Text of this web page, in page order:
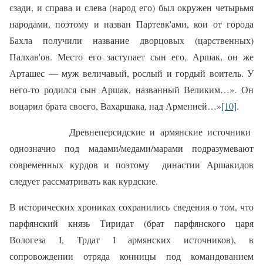
сзади, и справа и слева (народ его) был окружен четырьмя
народами, поэтому и назван Партевк'ами, кои от города
Бахла получили название дворцовых (царственных)
Палхав'ов. Место его заступает сын его, Аршак, он же
Арташес — муж величавый, рослый и гордый воитель. У
него-то родился сын Аршак, названный Великим…». Он
воцарил брата своего, Вахаршака, над Арменией…»[10].
Древнеперсидские и армянские источники
однозначно под мадами/медами/марами подразумевают
современных курдов и поэтому
династии Аршакидов
следует рассматривать как курдские.
В исторических хрониках сохранились сведения о том, что
парфянский князь Тиридат (брат парфянского царя
Вологеза I, Трдат Iармянских источников), в
сопровождении отряда конницы под командованием